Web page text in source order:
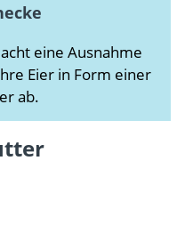
eine Ausnahme
Eier in Form einer
ab.